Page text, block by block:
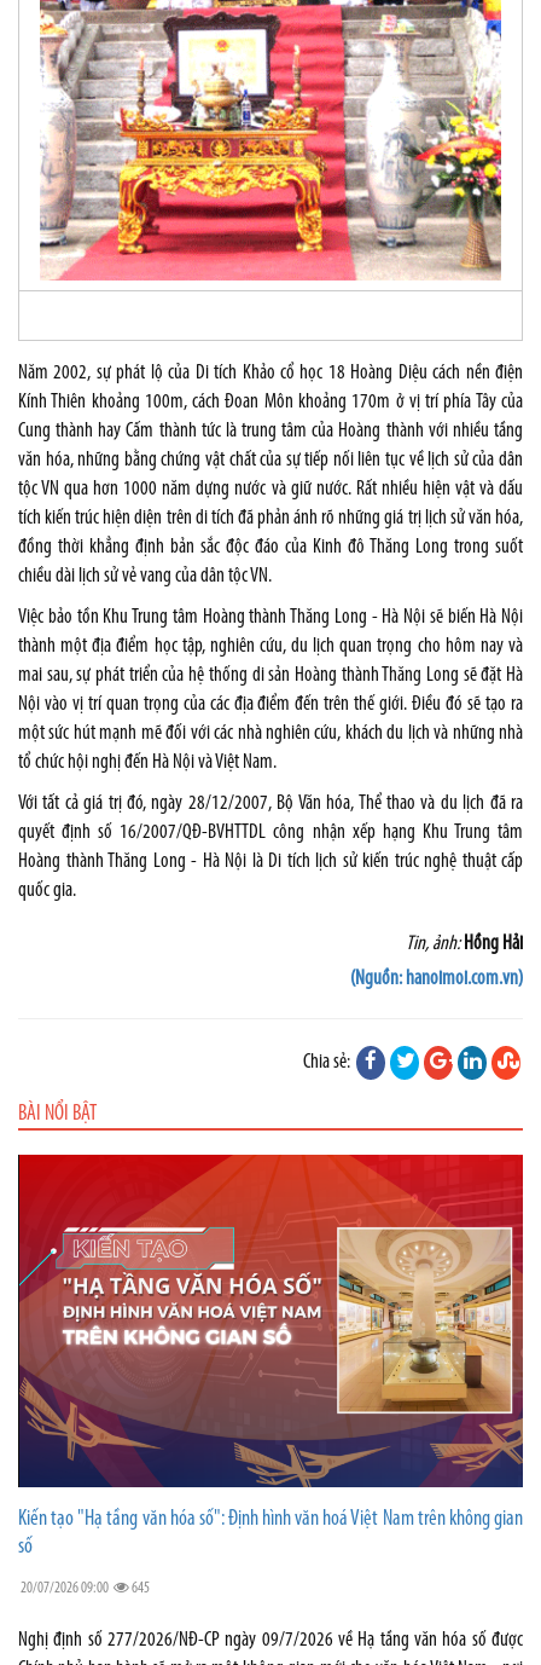
Năm 2002, sự phát lộ của Di tích Khảo cổ học 18 Hoàng Diệu cách nền điện
Kính Thiên khoảng 100m, cách Đoan Môn khoảng 170m ở vị trí phía Tây của
Cung thành hay Cấm thành tức là trung tâm của Hoàng thành với nhiều tầng
văn hóa, những bằng chứng vật chất của sự tiếp nối liên tục về lịch sử của dân
tộc VN qua hơn 1000 năm dựng nước và giữ nước. Rất nhiều hiện vật và dấu
tích kiến trúc hiện diện trên di tích đã phản ánh rõ những giá trị lịch sử văn hóa,
đồng thời khẳng định bản sắc độc đáo của Kinh đô Thăng Long trong suốt
chiều dài lịch sử vẻ vang của dân tộc VN.
Việc bảo tồn Khu Trung tâm Hoàng thành Thăng Long - Hà Nội sẽ biến Hà Nội
thành một địa điểm học tập, nghiên cứu, du lịch quan trọng cho hôm nay và
mai sau, sự phát triển của hệ thống di sản Hoàng thành Thăng Long sẽ đặt Hà
Nội vào vị trí quan trọng của các địa điểm đến trên thế giới. Điều đó sẽ tạo ra
một sức hút mạnh mẽ đối với các nhà nghiên cứu, khách du lịch và những nhà
tổ chức hội nghị đến Hà Nội và Việt Nam.
Với tất cả giá trị đó, ngày 28/12/2007, Bộ Văn hóa, Thể thao và du lịch đã ra
quyết định số 16/2007/QĐ-BVHTTDL công nhận xếp hạng Khu Trung tâm
Hoàng thành Thăng Long - Hà Nội là Di tích lịch sử kiến trúc nghệ thuật cấp
quốc gia.
Tin, ảnh: Hồng Hải
(Nguồn: hanoimoi.com.vn)
Chia sẻ:
BÀI NỔI BẬT
Kiến tạo "Hạ tầng văn hóa số": Định hình văn hoá Việt Nam trên không gian
số
20/07/2026 09:00 645
Nghị định số 277/2026/NĐ-CP ngày 09/7/2026 về Hạ tầng văn hóa số được